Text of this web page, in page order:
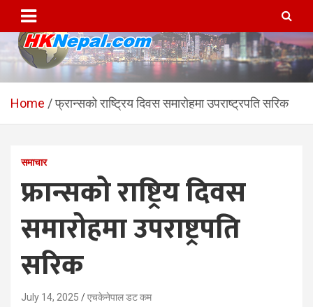
content
HKNepal.com – हङकङबाट
सञ्चालित पहिलो नेपाली अनलाईन
hknepal, hknepal.com, hk nepal, hk nepal com
Home फ्रान्सको राष्ट्रिय दिवस समारोहमा उपराष्ट्रपति सरिक
समाचार
फ्रान्सको राष्ट्रिय दिवस
समारोहमा उपराष्ट्रपति
सरिक
July 14, 2025 एचकेनेपाल डट कम